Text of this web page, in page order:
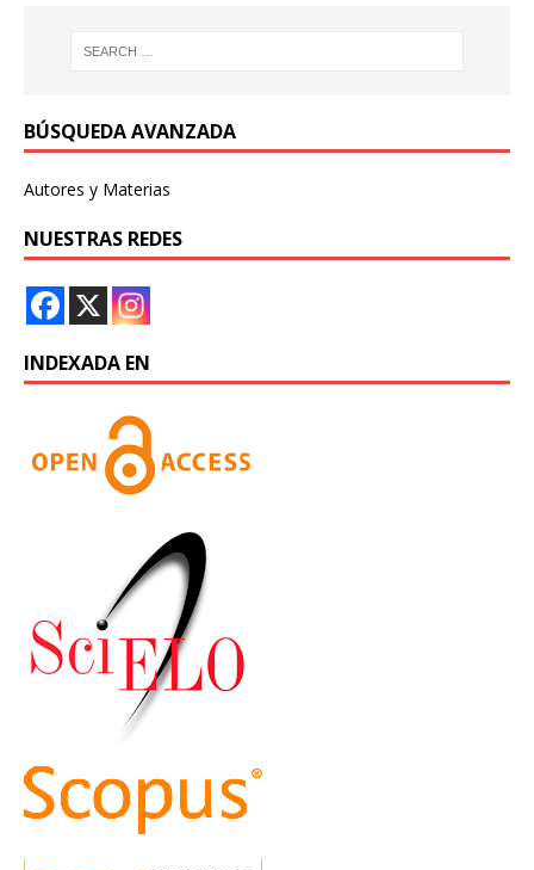
BÚSQUEDA AVANZADA
Autores y Materias
NUESTRAS REDES
INDEXADA EN